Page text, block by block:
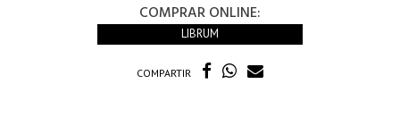
COMPRAR ONLINE:
LIBRUM
COMPARTIR